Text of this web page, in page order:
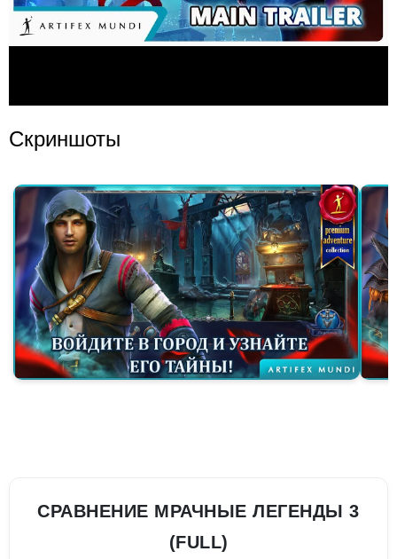
Скриншоты
СРАВНЕНИЕ МРАЧНЫЕ ЛЕГЕНДЫ 3
(FULL)